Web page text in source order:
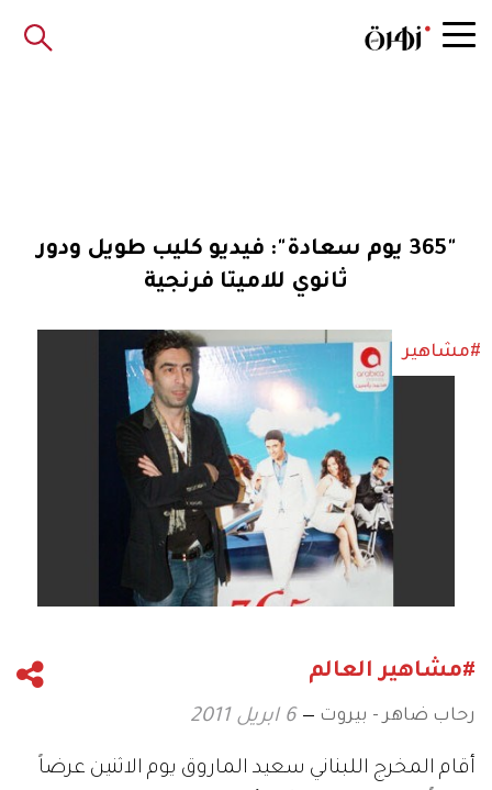
"365 يوم سعادة": فيديو كليب طويل ودور
ثانوي للاميتا فرنجية
#مشاهير
#مشاهير العالم
رحاب ضاهر - بيروت 6 ابريل 2011
أقام المخرج اللبناني سعيد الماروق يوم الاثنين عرضاً